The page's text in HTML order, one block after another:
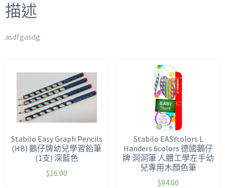
描述
asdfgasdg
Stabilo Easy Graph Pencils
(HB) 鵝仔牌幼兒學習鉛筆
(1支) 深藍色
$16.00
Stabilo EASYcolors L
Handers 6colors 德國鵝仔
牌 洞洞筆 人體工學左手幼
兒專用木顏色筆
$94.00